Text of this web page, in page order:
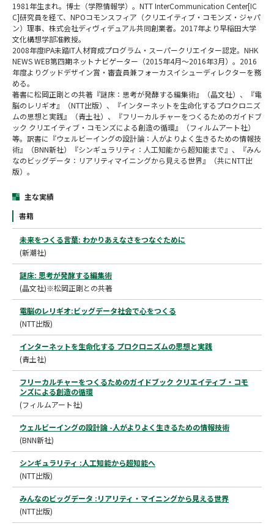
1981年生まれ。博士（学際情報学）。NTT InterCommunication Center[IC
C]研究員を経て、NPOコモンスフィア（クリエイティブ・コモンズ・ジャパ
ン）理事、株式会社ディヴィデュアル共同創業者。2017年より早稲田大学
文化構想学部准教授。
2008年度IPA未踏IT人材育成プログラム・スーパークリエイター認定。NHK
NEWS WEB第四期ネットナビゲーター（2015年4月～2016年3月）。2016
年度よりグッドデザイン賞・審査員兼フォーカスイシューディレクターを務
める。
著書に松岡正剛との共著『謎床：思考が発酵する編集術』（晶文社）、『電
脳のレリギオ』（NTT出版）、『インターネットを生命化するプロクロニズ
ムの思想と実践』（青土社）、『フリーカルチャーをつくるためのガイドブ
ック クリエイティブ・コモンズによる創造の循環』（フィルムアート社）
等。訳書に『ウェルビーイングの設計論：人がよりよく生きるための情報技
術』（BNN新社）『シンギュラリティ：人工知能から超知能まで』、『みん
なのビッグデータ：リアリティマイニングから見える世界』（共にNTT出
版）。
主な実績
書籍
未来をつくる言葉: わかりあえなさをつなぐために
(新潮社)
謎床: 思考が発酵する編集術
(晶文社)※松岡正剛との共著
電脳のレリギオ:ビッグデータ社会で心をつくる
(NTT出版)
インターネットを生命化する プロクロニズムの思想と実践
(青土社)
フリーカルチャーをつくるためのガイドブック クリエイティブ・コモ
ンズによる創造の循環
(フィルムアート社)
ウェルビーイングの設計論 -人がよりよく生きるための情報技術
(BNN新社)
シンギュラリティ :人工知能から超知能へ
(NTT出版)
みんなのビッグデータ :リアリティ・マイニングから見える世界
(NTT出版)